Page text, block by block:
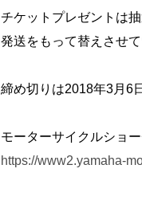
チケットプレゼントは
発送をもって替えさせて
締め切りは2018年3月6
モーターサイクルショ
https://www2.yamaha-